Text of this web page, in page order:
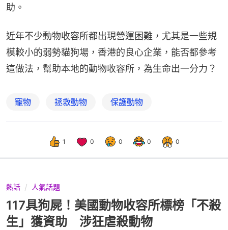
助。
近年不少動物收容所都出現營運困難，尤其是一些規
模較小的弱勢貓狗場，香港的良心企業，能否都參考
這做法，幫助本地的動物收容所，為生命出一分力？
寵物 拯救動物 保護動物
1 0 0 0 0
熱話 人氣話題
117具狗屍！美國動物收容所標榜「不殺
生」獲資助 涉狂虐殺動物